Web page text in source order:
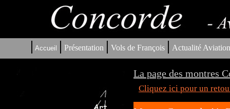
| Accueil | Présentation | Vols de François | Actualité
La page des montres
Cliquez ici pour un